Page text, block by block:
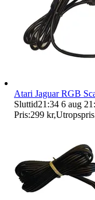
Atari Jaguar RGB
Sluttid21:34 6 aug
Pris:299 kr,Utropspris